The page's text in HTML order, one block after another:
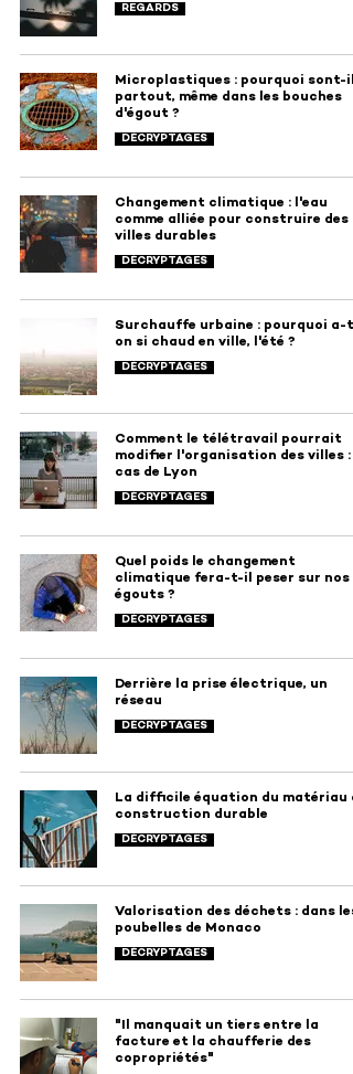
REGARDS
Microplastiques : pourquoi sont-
partout, même dans les bouches
d'égout ?
DÉCRYPTAGES
Changement climatique : l'eau
comme alliée pour construire des
villes durables
DÉCRYPTAGES
Surchauffe urbaine : pourquoi a-t-
on si chaud en ville, l'été ?
DÉCRYPTAGES
Comment le télétravail pourrait
modifier l'organisation des villes :
cas de Lyon
DÉCRYPTAGES
Quel poids le changement
climatique fera-t-il peser sur nos
égouts ?
DÉCRYPTAGES
Derrière la prise électrique, un
réseau
DÉCRYPTAGES
La difficile équation du matériau
construction durable
DÉCRYPTAGES
Valorisation des déchets : dans les
poubelles de Monaco
DÉCRYPTAGES
"Il manquait un tiers entre la
facture et la chaufferie des
copropriétés"